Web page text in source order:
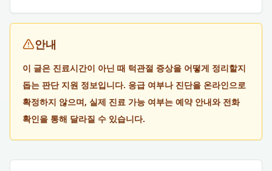
안내
이 글은 진료시간이 아닌 때 턱관절 증상을 어떻게 정리할지
돕는 판단 지원 정보입니다. 응급 여부나 진단을 온라인으로
확정하지 않으며, 실제 진료 가능 여부는 예약 안내와 전화
확인을 통해 달라질 수 있습니다.